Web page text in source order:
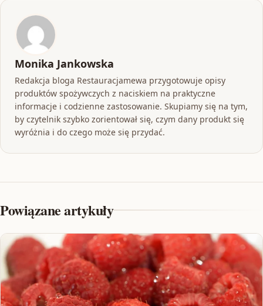
Monika Jankowska
Redakcja bloga Restauracjamewa przygotowuje opisy
produktów spożywczych z naciskiem na praktyczne
informacje i codzienne zastosowanie. Skupiamy się na tym,
by czytelnik szybko zorientował się, czym dany produkt się
wyróżnia i do czego może się przydać.
Powiązane artykuły